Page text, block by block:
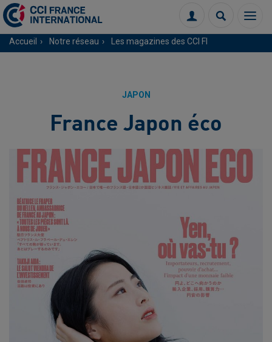
Menu
Connexion
Accueil Notre réseau Les magazines des CCI FI
JAPON
France Japon éco